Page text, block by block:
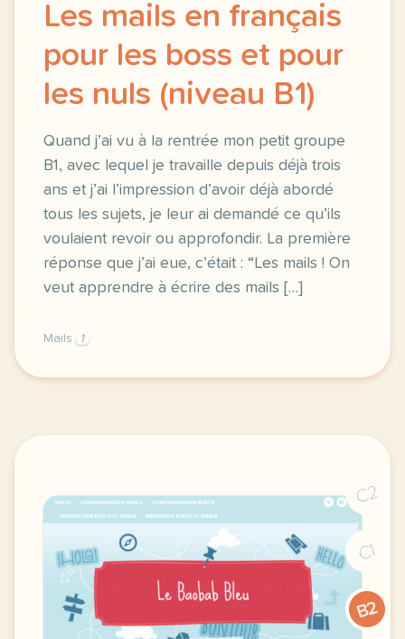
Les mails en français
pour les boss et pour
les nuls (niveau B1)
Quand j’ai vu à la rentrée mon petit groupe
B1, avec lequel je travaille depuis déjà trois
ans et j’ai l’impression d’avoir déjà abordé
tous les sujets, je leur ai demandé ce qu’ils
voulaient revoir ou approfondir. La première
réponse que j’ai eue, c’était : “Les mails ! On
veut apprendre à écrire des mails […]
Mails 1
quand j ai vu a la rentree mon petit groupe b1
C2
C1
B2